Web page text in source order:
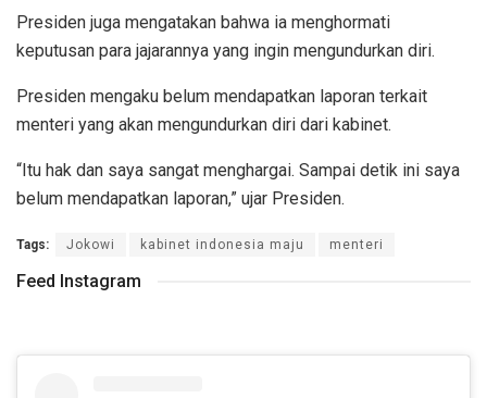
Presiden juga mengatakan bahwa ia menghormati
keputusan para jajarannya yang ingin mengundurkan diri.
Presiden mengaku belum mendapatkan laporan terkait
menteri yang akan mengundurkan diri dari kabinet.
“Itu hak dan saya sangat menghargai. Sampai detik ini saya
belum mendapatkan laporan,” ujar Presiden.
Tags: Jokowi kabinet indonesia maju menteri
Feed Instagram